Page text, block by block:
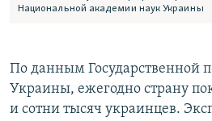
По данным Государственной
Украины, ежегодно страну
и сотни тысяч украинцев.